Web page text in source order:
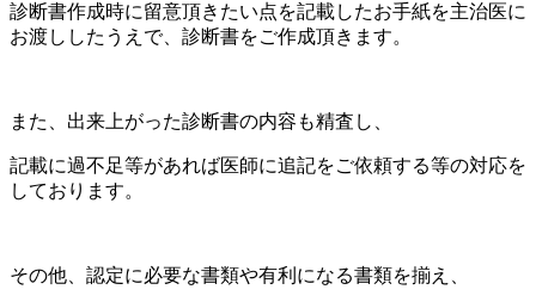
診断書作成時に留意頂きたい点を記載したお手紙を主治医に
お渡ししたうえで、診断書をご作成頂きます。
また、出来上がった診断書の内容も精査し、
記載に過不足等があれば医師に追記をご依頼する等の対応を
しております。
その他、認定に必要な書類や有利になる書類を揃え、